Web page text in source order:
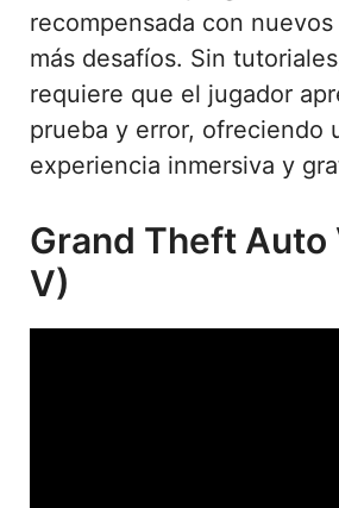
recompensada con
más desafíos. Sin
requiere que el jugador
prueba y error, ofreciendo
experiencia inmersiva y
Grand Theft Auto
V)